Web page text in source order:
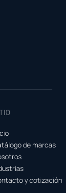
de marcas
y cotización